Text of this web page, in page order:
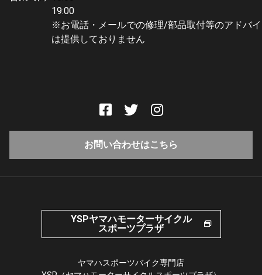
※お電話・メールでの修理/部品取付等のアドバ
は提供しておりません
お問い合わせはこちら
YSPヤマハモーターサイクル
スポーツプラザ
ヤマハスポーツバイク専門店